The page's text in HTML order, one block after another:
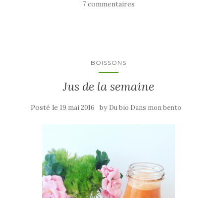
7 commentaires
BOISSONS
Jus de la semaine
Posté le 19 mai 2016 by Du bio Dans mon bento